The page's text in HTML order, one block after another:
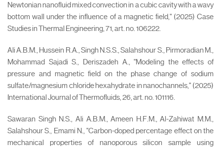
Newtonian nanofluid mixed convection in a cubic cavity with a wavy
bottom wall under the influence of a magnetic field," (2025) Case
Studies in Thermal Engineering, 71, art. no. 106222.
Ali A.B.M., Hussein R.A., Singh N.S.S., Salahshour S., Pirmoradian M.,
Mohammad Sajadi S., Deriszadeh A., "Modeling the effects of
pressure and magnetic field on the phase change of sodium
sulfate/magnesium chloride hexahydrate in nanochannels," (2025)
International Journal of Thermofluids, 26, art. no. 101116.
Sawaran Singh N.S., Ali A.B.M., Ameen H.F.M., Al-Zahiwat M.M.,
Salahshour S., Emami N., "Carbon-doped percentage effect on the
mechanical properties of nanoporous silicon sample using